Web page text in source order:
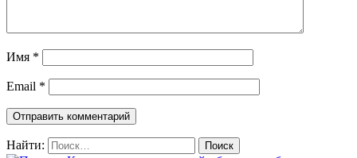
Имя *
Email *
Найти: